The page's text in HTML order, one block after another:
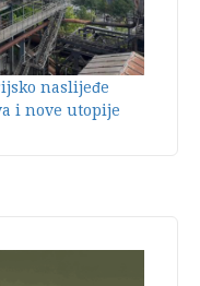
naslijeđe
i nove utopije